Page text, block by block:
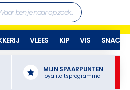
VLEES KIP VIS SNACKS
MIJN SPAARPUNTEN
loyaliteitsprogramma